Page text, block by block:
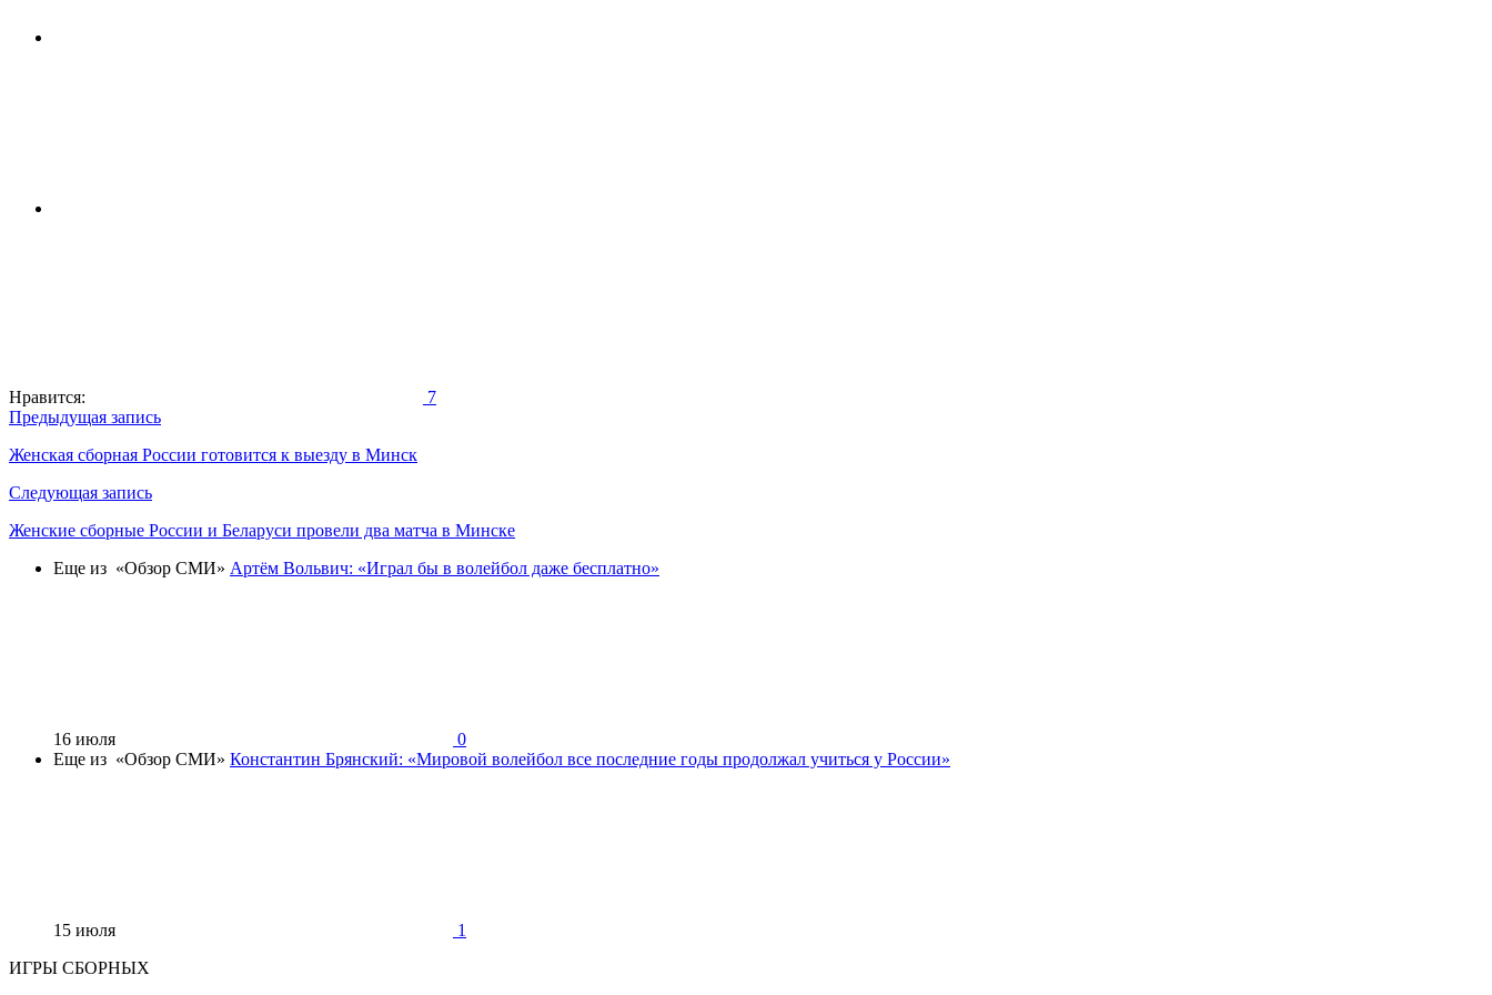
Нравится: 7
Навигация
по
записям
Предыдущая запись
Женская сборная России готовится к выезду в Минск
Следующая запись
Женские сборные России и Беларуси провели два матча в Минске
Еще из «Обзор СМИ» Артём Вольвич: «Играл бы в волейбол даже бесплатно»
16 июля
0
Еще из «Обзор СМИ» Константин Брянский: «Мировой волейбол все последние годы продолжал учиться у России»
15 июля
1
ИГРЫ СБОРНЫХ